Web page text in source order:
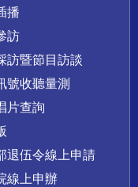
播
訪
訪暨節目訪談
號收聽量測
片查詢
退伍令線上申請
線上申辦